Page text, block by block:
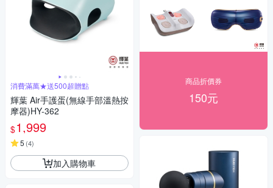
消費滿萬★送500超贈點
輝葉 Air手護蛋(無線手部溫熱按
摩器)HY-362
$1,999
5 (4)
加入購物車
商品折價券
150元